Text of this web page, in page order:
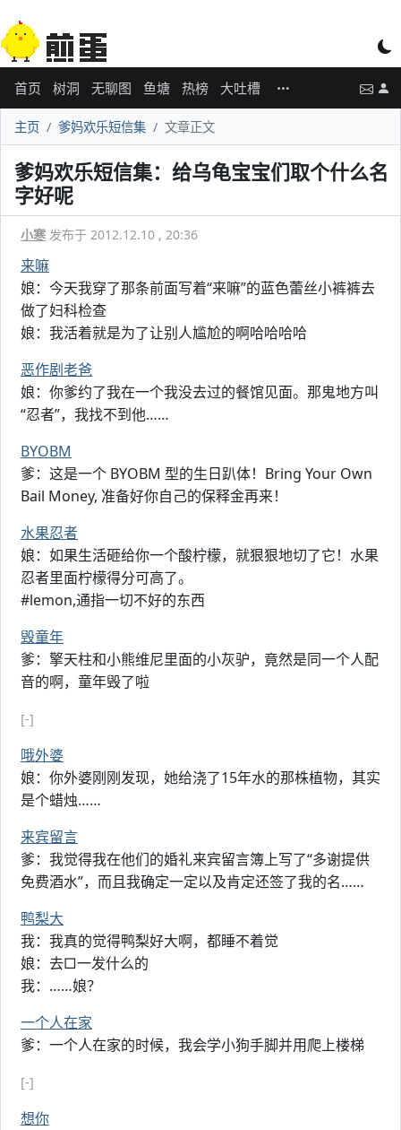
首页 树洞 无聊图 鱼塘 热榜 大吐槽
主页 爹妈欢乐短信集 文章正文
爹妈欢乐短信集：给乌龟宝宝们取个什么名
字好呢
小寒 发布于 2012.12.10 , 20:36
来嘛
娘：今天我穿了那条前面写着“来嘛”的蓝色蕾丝小裤裤去
做了妇科检查
娘：我活着就是为了让别人尴尬的啊哈哈哈哈
恶作剧老爸
娘：你爹约了我在一个我没去过的餐馆见面。那鬼地方叫
“忍者”，我找不到他……
BYOBM
爹：这是一个 BYOBM 型的生日趴体！Bring Your Own
Bail Money, 准备好你自己的保释金再来！
水果忍者
娘：如果生活砸给你一个酸柠檬，就狠狠地切了它！水果
忍者里面柠檬得分可高了。
#lemon,通指一切不好的东西
毁童年
爹：擎天柱和小熊维尼里面的小灰驴，竟然是同一个人配
音的啊，童年毁了啦
[-]
哦外婆
娘：你外婆刚刚发现，她给浇了15年水的那株植物，其实
是个蜡烛……
来宾留言
爹：我觉得我在他们的婚礼来宾留言簿上写了“多谢提供
免费酒水”，而且我确定一定以及肯定还签了我的名……
鸭梨大
我：我真的觉得鸭梨好大啊，都睡不着觉
娘：去□一发什么的
我：……娘？
一个人在家
爹：一个人在家的时候，我会学小狗手脚并用爬上楼梯
[-]
想你